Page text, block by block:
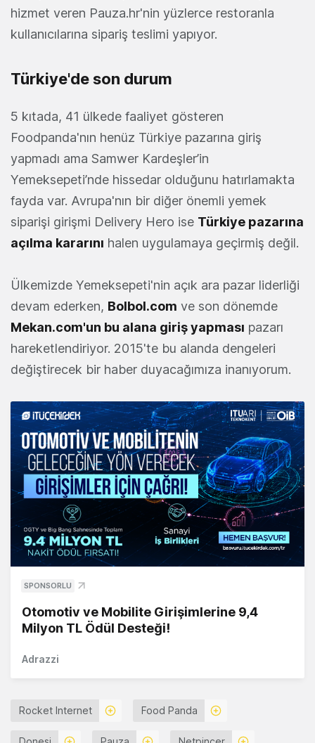
hizmet veren Pauza.hr'nin yüzlerce restoranla
kullanıcılarına sipariş teslimi yapıyor.
Türkiye'de son durum
5 kıtada, 41 ülkede faaliyet gösteren
Foodpanda'nın henüz Türkiye pazarına giriş
yapmadı ama Samwer Kardeşler’in
Yemeksepeti’nde hissedar olduğunu hatırlamakta
fayda var. Avrupa'nın bir diğer önemli yemek
siparişi girişmi Delivery Hero ise Türkiye pazarına
açılma kararını halen uygulamaya geçirmiş değil.
Ülkemizde Yemeksepeti'nin açık ara pazar liderliği
devam ederken, Bolbol.com ve son dönemde
Mekan.com'un bu alana giriş yapması pazarı
hareketlendiriyor. 2015'te bu alanda dengeleri
değiştirecek bir haber duyacağımıza inanıyorum.
SPONSORLU
Otomotiv ve Mobilite Girişimlerine 9,4
Milyon TL Ödül Desteği!
Adrazzi
Rocket Internet Food Panda